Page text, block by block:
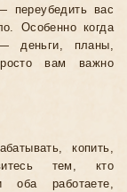
переубедить вас
Особенно когда
— деньги, планы,
вам важно
копить,
тем, кто
работаете,